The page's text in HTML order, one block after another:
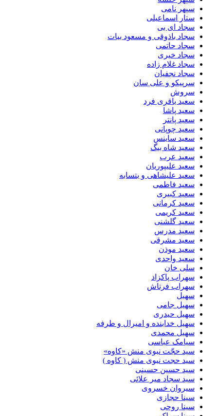
سپهر نامی
ستار اسماعیلی
سجاد ای بی
سجاد باذوقی و مسعود بیات
سجاد حاتمی
سجاد خیری
سجاد غلام زاده
سجاد نجفیان
سرپیکو و علی سان
سروش
سعید باقری فرد
سعید پاشا
سعید پانتر
سعید چوپانی
سعید ساینس
سعید شاه بیگ
سعید عرب
سعید علیپوریان
سعید علیشاهی و بتسابه
سعید فاطمی
سعید کبیری
سعید کرمانی
سعید کریمی
سعید گلشنی
سعید مدرس
سعید مشرقی
سعید موذن
سعید واحدی
سلی خان
سهراب پاکزاد
سهراب فرتاش
سهیل
سهیل جامی
سهیل حیدری
سهیل خدابنده و امیرال و طرفه
سهیل محمدی
سیامک عباسی
سید حجّت نبوی منش «کاوه»
سید حجت نبوی منش ( کاوه )
سید حسین حسینى
سید سجاد میر علائی
سیروان خسروی
سینا حجازی
سینا روحی